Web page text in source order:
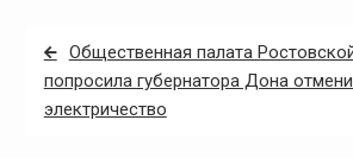
Навигация
по
записям
Общественная палата
попросила губернатора Дона
электричество